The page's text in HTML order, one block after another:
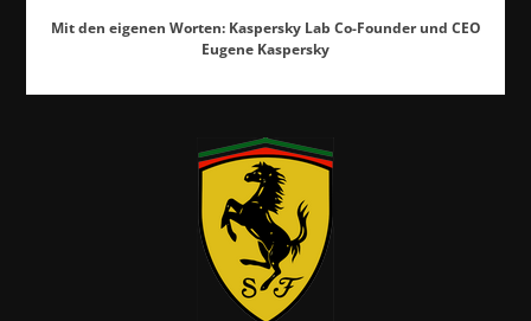
Mit den eigenen Worten: Kaspersky Lab Co-Founder und CEO
Eugene Kaspersky